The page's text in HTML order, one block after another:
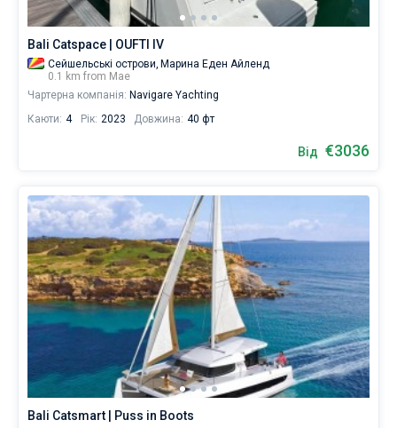
Bali Catspace | OUFTI IV
Сейшельські острови, Марина Еден Айленд
0.1 km from Мае
Чартерна компанія: Navigare Yachting
Каюти: 4 Рік: 2023 Довжина: 40 фт
Від €3036
Bali Catsmart | Puss in Boots